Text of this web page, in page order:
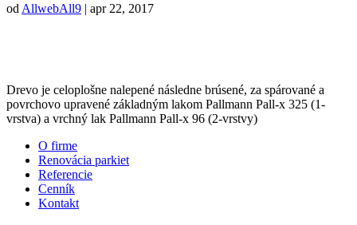
od AllwebAll9 | apr 22, 2017
Drevo je celoplošne nalepené následne brúsené, za spárované a
povrchovo upravené základným lakom Pallmann Pall-x 325 (1-
vrstva) a vrchný lak Pallmann Pall-x 96 (2-vrstvy)
O firme
Renovácia parkiet
Referencie
Cenník
Kontakt